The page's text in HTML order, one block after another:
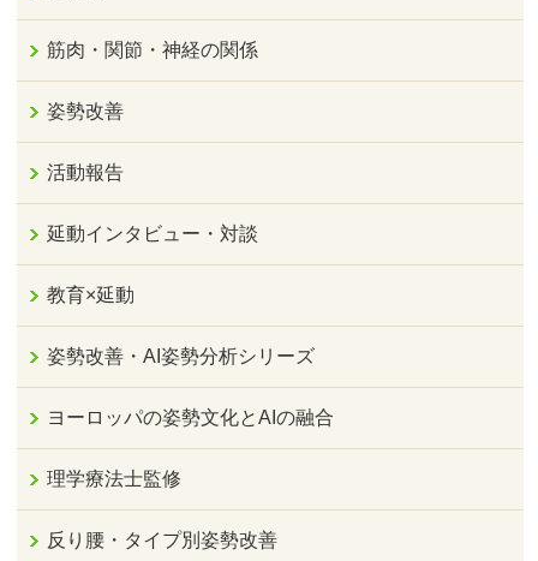
筋肉・関節・神経の関係
姿勢改善
活動報告
延動インタビュー・対談
教育×延動
姿勢改善・AI姿勢分析シリーズ
ヨーロッパの姿勢文化とAIの融合
理学療法士監修
反り腰・タイプ別姿勢改善